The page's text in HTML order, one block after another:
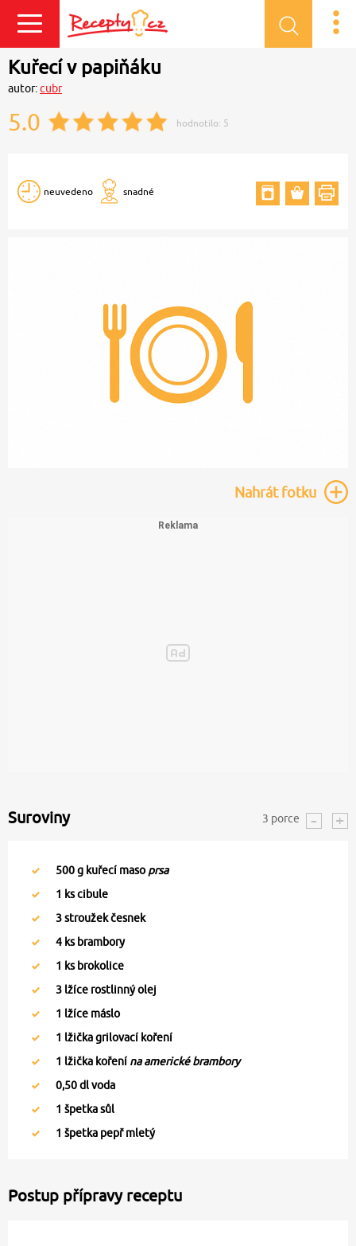
Přihlásit se
Kuřecí v papiňáku
autor:cubr
5.0 hodnotilo: 5
neuvedeno snadné
Nahrátfotku
Suroviny 3 porce
500g kuřecí maso prsa
1 ks cibule
3stroužek česnek
4 ks brambory
1 ks brokolice
3 lžíce rostlinný olej
1 lžíce máslo
1 lžička grilovací koření
1 lžička koření na americké brambory
0,50dl voda
1 špetka sůl
1 špetka pepř mletý
Postup přípravy receptu